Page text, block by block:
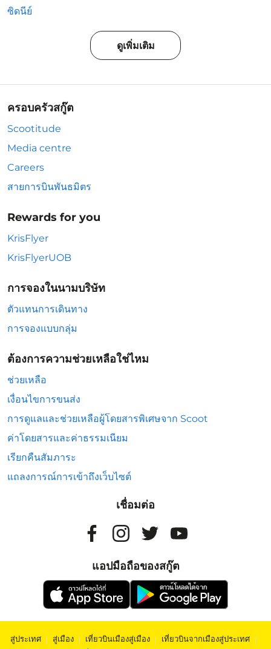
ซิดนีย์
ดูเพิ่มเติม
ครอบครัวสกู๊ต
Scootitude
Media centre
Careers
สายการบินพันธมิตร
Rewards for you
KrisFlyer
KrisFlyerUOB
การจองในนามบริษัท
ตัวแทนการเดินทาง
การจองแบบกลุ่ม
ต้องการความช่วยเหลือใช่ไหม
ช่วยเหลือ
เงื่อนไขการขนส่ง
การดูแลและช่วยเหลือผู้โดยสารพิเศษจาก Scoot
ค่าโดยสารและค่าธรรมเนียม
เรียกคืนสัมภาระ
แถลงการณ์การเข้าถึงเว็บไซต์
เชื่อมต่อ
แอปมือถือของสกู๊ต
สู่ประเทศ | สู่เมือง | เที่ยวบินเมืองสู่เมือง | เที่ยวบินจากเมืองสู่ประเทศ |